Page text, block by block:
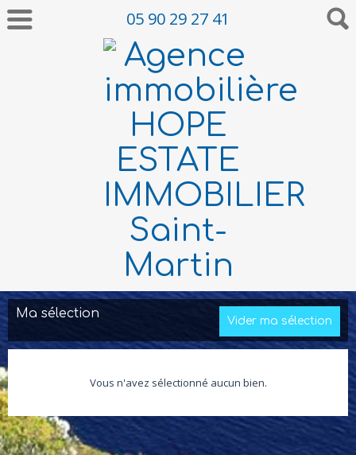
05 90 29 27 41
Ma sélection
Vider ma sélection
Vous n'avez sélectionné aucun bien.